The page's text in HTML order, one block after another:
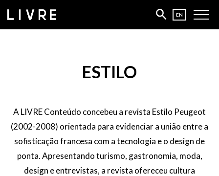
EN
ESTILO
A LIVRE Conteúdo concebeu a revista Estilo Peugeot
(2002-2008) orientada para evidenciar a união entre a
sofisticação francesa com a tecnologia e o design de
ponta. Apresentando turismo, gastronomia, moda,
design e entrevistas, a revista ofereceu cultura